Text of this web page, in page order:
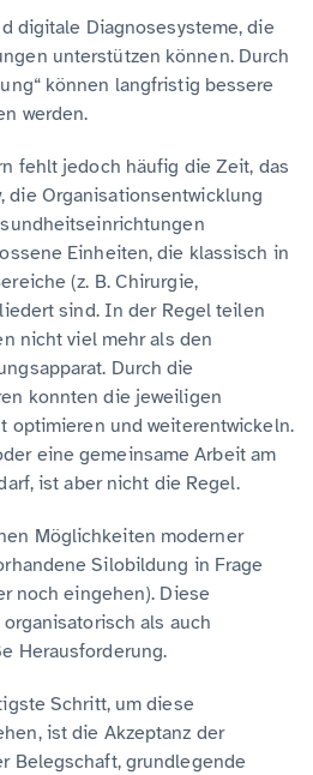
digitale Diagnosesysteme, die
unterstützen können. Durch
können langfristig bessere
werden.
fehlt jedoch häufig die Zeit, das
die Organisationsentwicklung
Einheiten, die klassisch in
(z. B. Chirurgie,
sind. In der Regel teilen
nicht viel mehr als den
Durch die
konnten die jeweiligen
optimieren und weiterentwickeln.
eine gemeinsame Arbeit am
ist aber nicht die Regel.
Möglichkeiten moderner
Silobildung in Frage
noch eingehen). Diese
als auch
Herausforderung.
Schritt, um diese
ist die Akzeptanz der
Belegschaft, grundlegende